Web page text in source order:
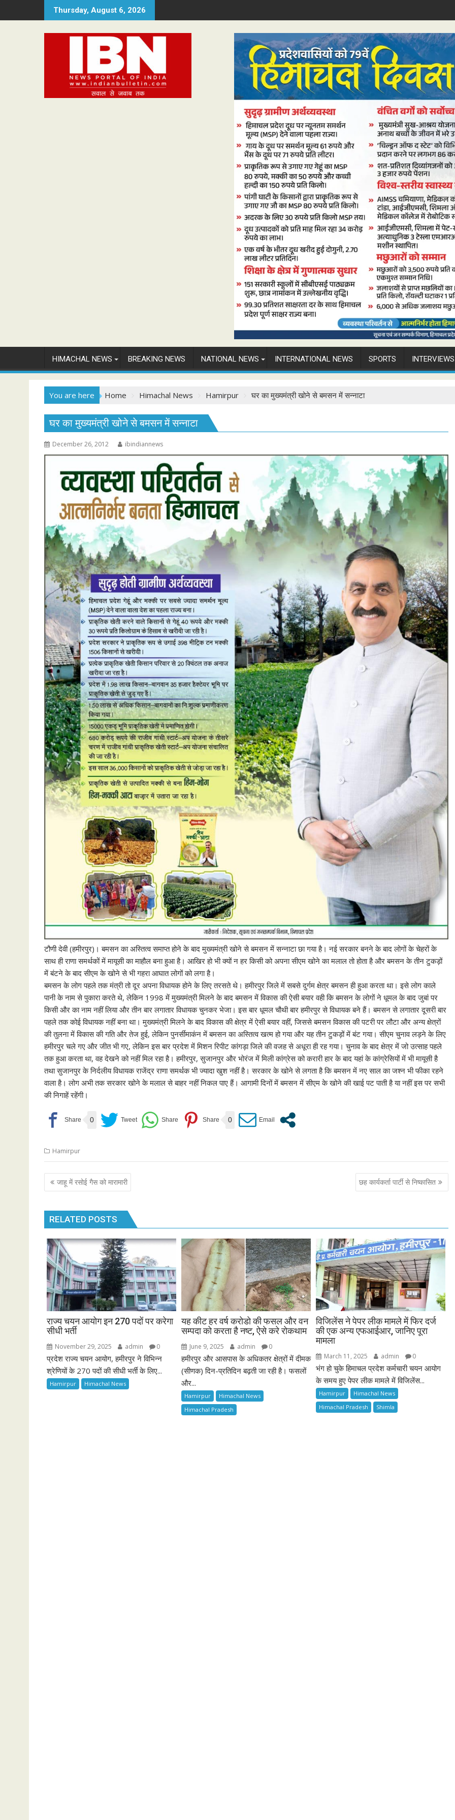
to
Thursday, August 6, 2026
HIMACHAL NEWS BREAKING NEWS NATIONAL NEWS INTERNATIONAL NEWS SPORTS INTERVIEWS
You are here Home Himachal News Hamirpur घर का मुख्यमंत्री खोने से बमसन में सन्नाटा
घर का मुख्यमंत्री खोने से बमसन में सन्नाटा
December 26, 2012 ibindiannews
टौणी देवी (हमीरपुर)। बमसन का अस्तित्व समाप्त होने के बाद मुख्यमंत्री खोने से बमसन में सन्नाटा छा गया है। नई सरकार बनने के बाद लोगों के चेहरों के
साथ ही राणा समर्थकों में मायूसी का माहौल बना हुआ है। आखिर हो भी क्यों न हर किसी को अपना सीएम खोने का मलाल तो होता है और बमसन के तीन टुकड़ों
में बंटने के बाद सीएम के खोने से भी गहरा आघात लोगों को लगा है।
बमसन के लोग पहले तक मंत्री तो दूर अपना विधायक होने के लिए तरसते थे। हमीरपुर जिले में सबसे दुर्गम क्षेत्र बमसन ही हुआ करता था। इसे लोग काले
पानी के नाम से पुकारा करते थे, लेकिन 1998 में मुख्यमंत्री मिलने के बाद बमसन में विकास की ऐसी बयार वही कि बमसन के लोगों ने धूमल के बाद जुबां पर
किसी और का नाम नहीं लिया और तीन बार लगातार विधायक चुनकर भेजा। इस बार धूमल चौथी बार हमीरपुर से विधायक बने हैं। बमसन से लगातार दूसरी बार
पहले तक कोई विधायक नहीं बना था। मुख्यमंत्री मिलने के बाद विकास की क्षेत्र में ऐसी बयार वहीं, जिससे बमसन विकास की पटरी पर लौटा और अन्य क्षेत्रों
की तुलना में विकास की गति और तेज हुई, लेकिन पुनर्सीमाकंन में बमसन का अस्तित्व खत्म हो गया और यह तीन टुकड़ों में बंट गया। सीएम चुनाव लड़ने के लिए
हमीरपुर चले गए और जीत भी गए, लेकिन इस बार प्रदेश में मिशन रिपीट कांगड़ा जिले की वजह से अधूरा ही रह गया। चुनाव के बाद क्षेत्र में जो उत्साह पहले
तक हुआ करता था, वह देखने को नहीं मिल रहा है। हमीरपुर, सुजानपुर और भोरंज में मिली कांग्रेस को करारी हार के बाद यहां के कांग्रेसियों में भी मायूसी है
तथा सुजानपुर के निर्दलीय विधायक राजेंद्र राणा समर्थक भी ज्यादा खुश नहीं है। सरकार के खोने से लगता है कि बमसन में नए साल का जश्न भी फीका रहने
वाला है। लोग अभी तक सरकार खोने के मलाल से बाहर नहीं निकल पाए हैं। आगामी दिनों में बमसन में सीएम के खोने की खाई पट पाती है या नहीं इस पर सभी
की निगाहें रहेंगी।
0 0
Hamirpur
Post
navigation
जाहू में रसोई गैस को मारामारी छह कार्यकर्ता पार्टी से निष्कासित
RELATED POSTS
राज्य चयन आयोग इन 270 पदों पर करेगा
सीधी भर्ती
November 29, 2025 admin 0
प्रदेश राज्य चयन आयोग, हमीरपुर ने विभिन्न
श्रेणियों के 270 पदों की सीधी भर्ती के लिए...
Hamirpur Himachal News
यह कीट हर वर्ष करोडो की फसल और वन
सम्पदा को करता है नष्ट, ऐसे करे रोकथाम
June 9, 2025 admin 0
हमीरपुर और आसपास के अधिकतर क्षेत्रों में दीमक
(सीणक) दिन-प्रतिदिन बढ़ती जा रही है। फसलों
और...
Hamirpur
Himachal News
Himachal Pradesh
विजिलेंस ने पेपर लीक मामले में फिर दर्ज
की एक अन्य एफआईआर, जानिए पूरा
मामला
March 11, 2025 admin 0
भंग हो चुके हिमाचल प्रदेश कर्मचारी चयन आयोग
के समय हुए पेपर लीक मामले में विजिलेंस...
Hamirpur
Himachal News
Himachal Pradesh
Shimla